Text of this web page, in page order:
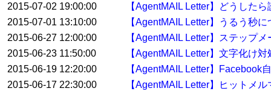
2015-07-02 19:00:00
【AgentMAIL Letter】どうした
2015-07-01 13:10:00
【AgentMAIL Letter】うるう秒に
2015-06-27 12:00:00
【AgentMAIL Letter】ステップ
2015-06-23 11:50:00
【AgentMAIL Letter】文字化け対
2015-06-19 12:20:00
【AgentMAIL Letter】Facebook
2015-06-17 22:30:00
【AgentMAIL Letter】ヒットメ